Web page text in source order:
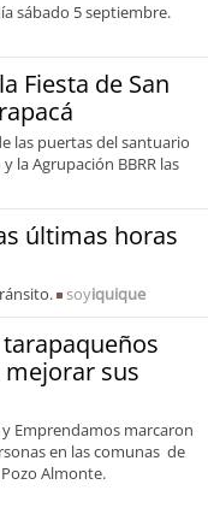
sábado 5 septiembre.
Fiesta de San
las puertas del santuario
la Agrupación BBRR las
últimas horas
soyiquique
sus
Emprendamos marcaron
en las comunas de
Almonte.